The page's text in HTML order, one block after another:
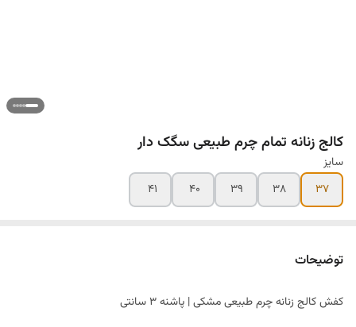
کالج زنانه تمام چرم طبیعی سگک دار
سایز
۳۷
۳۸ ۳۹ ۴۰ ۴۱
توضیحات
کفش کالج زنانه چرم طبیعی مشکی | پاشنه ۳ سانتی